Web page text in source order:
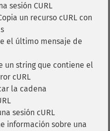
sesión CURL
un recurso cURL con
el último mensaje de
un string que contiene el
cURL
la cadena
sesión cURL
información sobre una